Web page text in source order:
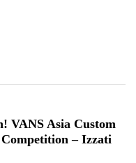
VANS Asia Custom
– Izzati